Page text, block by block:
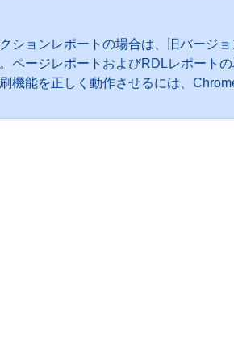
ションレポートの場合は、旧バージョ
ページレポートおよびRDLレポートの
機能を正しく動作させるには、